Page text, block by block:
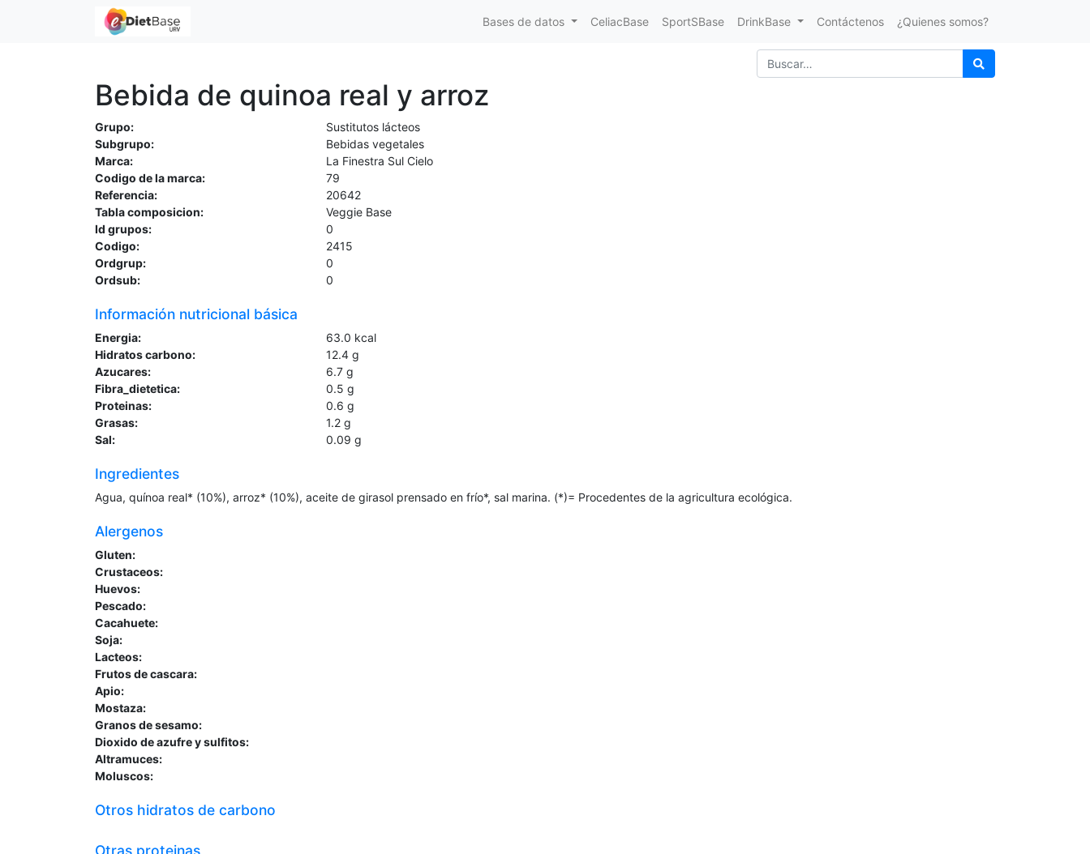
Bases de datos CeliacBase SportSBase DrinkBase Contáctenos ¿Quienes somos?
Bebida de quinoa real y arroz
Grupo:
Sustitutos lácteos
Subgrupo:
Bebidas vegetales
Marca:
La Finestra Sul Cielo
Codigo de la marca:
79
Referencia:
20642
Tabla composicion:
Veggie Base
Id grupos:
0
Codigo:
2415
Ordgrup:
0
Ordsub:
0
Información nutricional básica
Energia: 63.0 kcal
Hidratos carbono:
12.4 g
Azucares:
6.7 g
Fibra_dietetica:
0.5 g
Proteinas:
0.6 g
Grasas:
1.2 g
Sal:
0.09 g
Ingredientes
Agua, quínoa real* (10%), arroz* (10%), aceite de girasol prensado en frío*, sal marina. (*)= Procedentes de la agricultura ecológica.
Alergenos
Gluten:
Crustaceos:
Huevos:
Pescado:
Cacahuete:
Soja:
Lacteos:
Frutos de cascara:
Apio:
Mostaza:
Granos de sesamo:
Dioxido de azufre y sulfitos:
Altramuces:
Moluscos:
Otros hidratos de carbono
Otras proteinas